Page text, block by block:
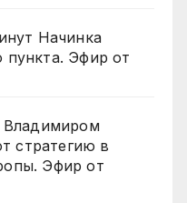
Начинка
пункта. Эфир от
Владимиром
стратегию в
Эфир от